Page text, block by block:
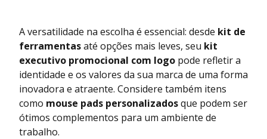
A versatilidade na escolha é essencial: desde kit de
ferramentasaté opções mais leves, seu kit
executivo promocional com logo pode refletir a
identidade e os valores da sua marca de uma forma
inovadora e atraente. Considere também itens
como mouse pads personalizadosque podem ser
ótimos complementos para um ambiente de
trabalho.